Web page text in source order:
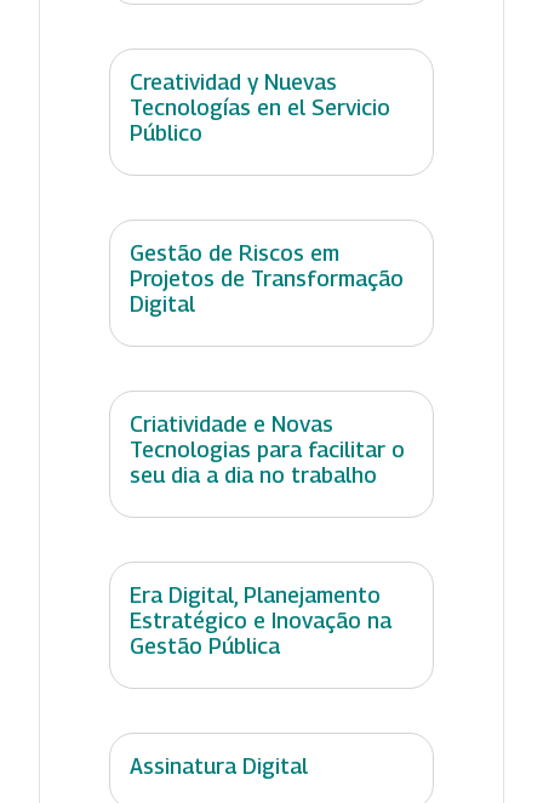
Creatividad y Nuevas
Tecnologías en el Servicio
Público
Gestão de Riscos em
Projetos de Transformação
Digital
Criatividade e Novas
Tecnologias para facilitar o
seu dia a dia no trabalho
Era Digital, Planejamento
Estratégico e Inovação na
Gestão Pública
Assinatura Digital